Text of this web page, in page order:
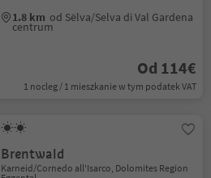
1.8 km od Sëlva/Selva di Val Gardena
centrum
Od 114€
1 nocleg / 1 mieszkanie w tym podatek VAT
Brentwald
Karneid/Cornedo all'Isarco, Dolomites Region